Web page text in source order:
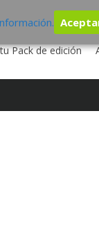
ESTUDIO DE
Pack de edición